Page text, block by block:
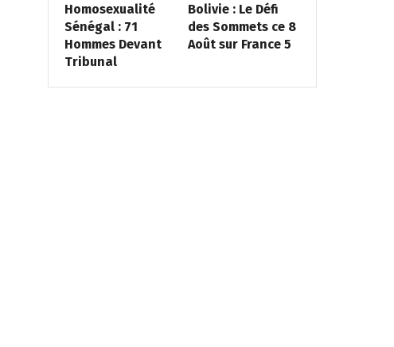
Homosexualité
Sénégal : 71
Hommes Devant
Tribunal
Bolivie : Le Défi
des Sommets ce 8
Août sur France 5